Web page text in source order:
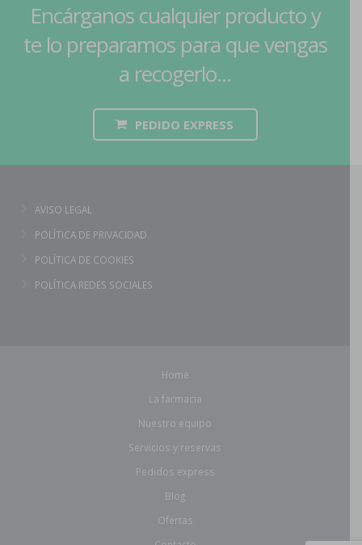
Encárganos cualquier producto y
te lo preparamos para que vengas
a recogerlo...
PEDIDO EXPRESS
AVISO LEGAL
POLÍTICA DE PRIVACIDAD
POLÍTICA DE COOKIES
POLÍTICA REDES SOCIALES
Home
La farmacia
Nuestro equipo
Servicios y reservas
Pedidos express
Blog
Ofertas